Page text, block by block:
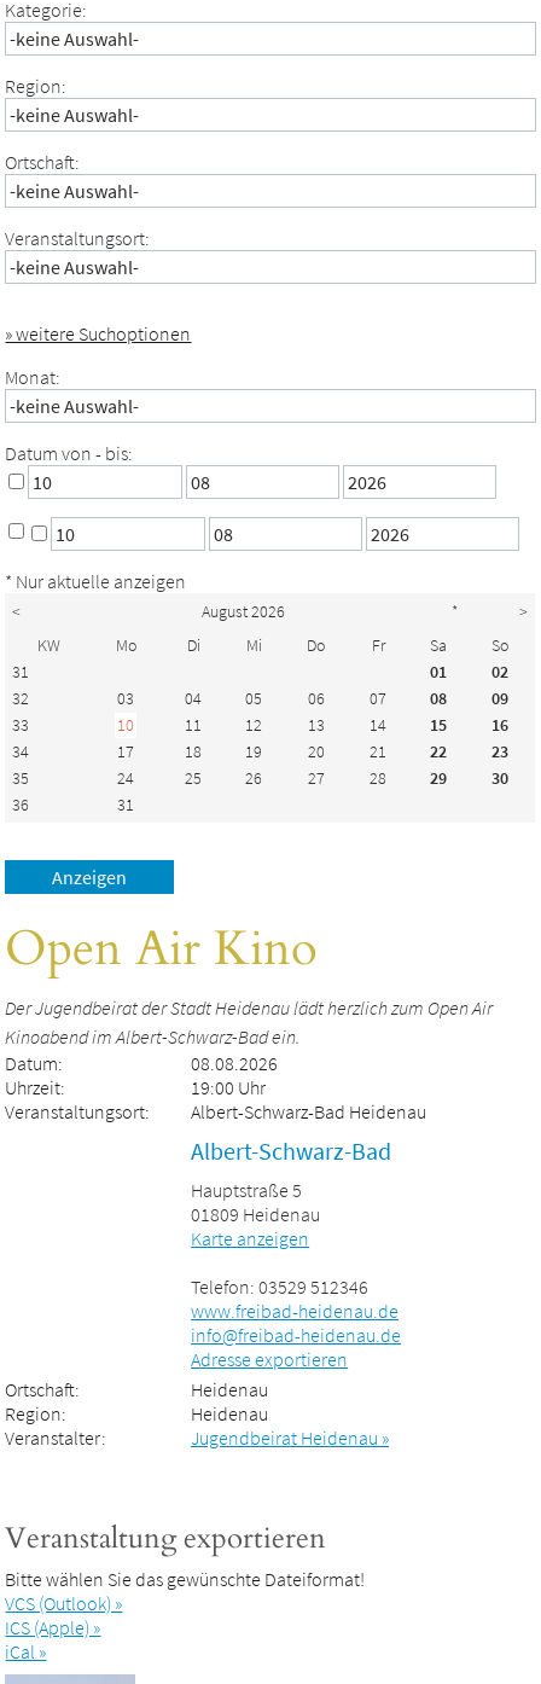
Kategorie:
Region:
Ortschaft:
Veranstaltungsort:
» weitere Suchoptionen
Monat:
Datum von - bis:
* Nur aktuelle anzeigen
< August 2026 *
>
KW
Mo Di Mi Do Fr Sa
So
31
01
02
32
03 04 05 06 07 08
09
33
10 11 12 13 14 15
16
34
17 18 19 20 21 22
23
35
24 25 26 27 28 29
30
36
31
Open Air Kino
Der Jugendbeirat der Stadt Heidenau lädt herzlich zum Open Air
Kinoabend im Albert-Schwarz-Bad ein.
Datum:
08.08.2026
Uhrzeit:
19:00 Uhr
Veranstaltungsort:
Albert-Schwarz-Bad Heidenau
Albert-Schwarz-Bad
Hauptstraße 5
01809 Heidenau
Karte anzeigen
Telefon: 03529 512346
www.freibad-heidenau.de
info@freibad-heidenau.de
Adresse exportieren
Ortschaft:
Heidenau
Region:
Heidenau
Veranstalter:
Jugendbeirat Heidenau »
Veranstaltung exportieren
Bitte wählen Sie das gewünschte Dateiformat!
VCS (Outlook) »
ICS (Apple) »
iCal »